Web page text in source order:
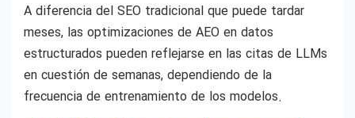
A diferencia del SEO tradicional que puede tardar
meses, las optimizaciones de AEO en datos
estructurados pueden reflejarse en las citas de LLMs
en cuestión de semanas, dependiendo de la
frecuencia de entrenamiento de los modelos.